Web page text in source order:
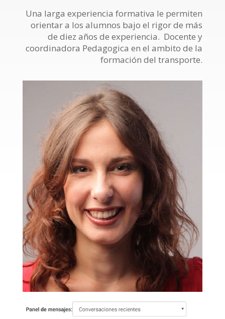
Una larga experiencia formativa le permiten
orientar a los alumnos bajo el rigor de más
de diez años de experiencia. Docente y
coordinadora Pedagogica en el ambito de la
formación del transporte.